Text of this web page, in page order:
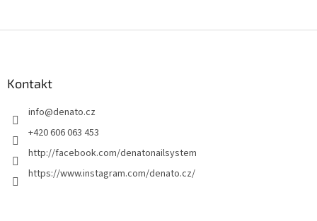
Kontakt
info@denato.cz
+420 606 063 453
http://facebook.com/denatonailsystem
https://www.instagram.com/denato.cz/